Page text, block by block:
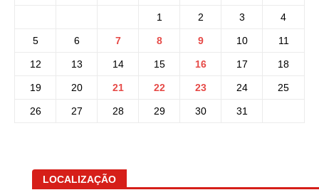
1 2 3 4
5 6 7 8 9 10 11
12 13 14 15 16 17 18
19 20 21 22 23 24 25
26 27 28 29 30 31
LOCALIZAÇÃO